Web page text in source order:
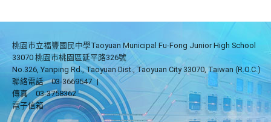
桃園市立福豐國民中學Taoyuan Municipal Fu-Fong Junior High School
33070 桃園市桃園區延平路326號
No.326, Yanping Rd., Taoyuan Dist., Taoyuan City 33070, Taiwan (R.O.C.)
聯絡電話
03-3669547 |
傳真
03-3758362
電子信箱